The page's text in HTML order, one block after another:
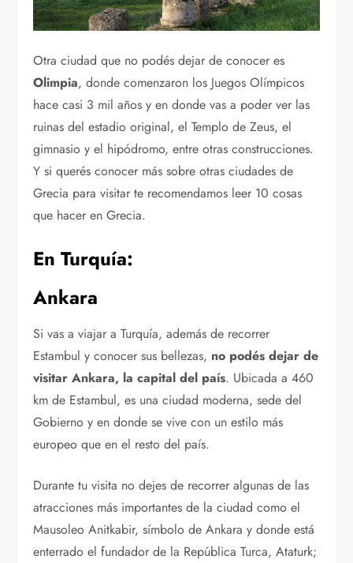
Otra ciudad que no podés dejar de conocer es
Olimpia, donde comenzaron los Juegos Olímpicos
hace casi 3 mil años y en donde vas a poder ver las
ruinas del estadio original, el Templo de Zeus, el
gimnasio y el hipódromo, entre otras construcciones.
Y si querés conocer más sobre otras ciudades de
Grecia para visitar te recomendamos leer 10 cosas
que hacer en Grecia.
En Turquía:
Ankara
Si vas a viajar a Turquía, además de recorrer
Estambul y conocer sus bellezas, no podés dejar de
visitar Ankara, la capital del país. Ubicada a 460
km de Estambul, es una ciudad moderna, sede del
Gobierno y en donde se vive con un estilo más
europeo que en el resto del país.
Durante tu visita no dejes de recorrer algunas de las
atracciones más importantes de la ciudad como el
Mausoleo Anitkabir, símbolo de Ankara y donde está
enterrado el fundador de la República Turca, Ataturk;